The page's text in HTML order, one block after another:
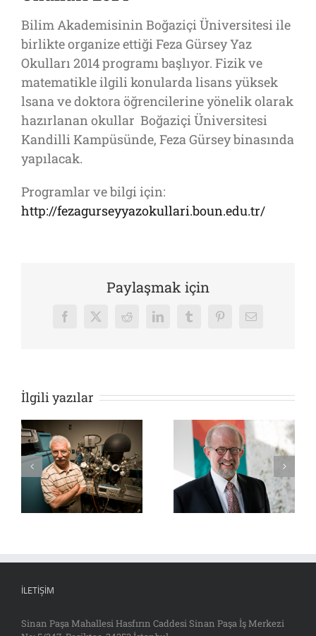
Bilim Akademisinin Boğaziçi Üniversitesi ile
birlikte organize ettiği Feza Gürsey Yaz
Okulları 2014 programı başlıyor. Fizik ve
matematikle ilgili konularda lisans yüksek
lsana ve doktora öğrencilerine yönelik olarak
hazırlanan okullar Boğaziçi Üniversitesi
Kandilli Kampüsünde, Feza Gürsey binasında
yapılacak.
Programlar ve bilgi için:
http://fezagurseyyazokullari.boun.edu.tr/
Paylaşmak için
Facebook
X Reddit LinkedInTumblrPinterest
E-
İlgili yazılar
İLETIŞIM
Sinan Paşa Mahallesi Hasfırın Caddesi Sinan Paşa İş Merkezi